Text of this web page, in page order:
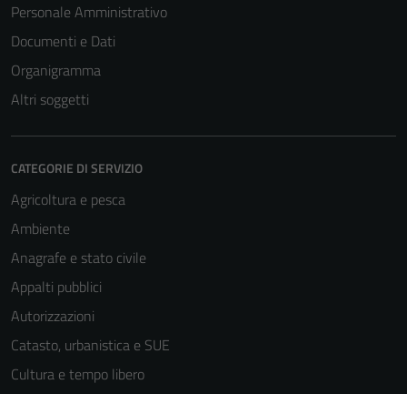
Personale Amministrativo
Documenti e Dati
Organigramma
Altri soggetti
CATEGORIE DI SERVIZIO
Agricoltura e pesca
Ambiente
Anagrafe e stato civile
Appalti pubblici
Autorizzazioni
Catasto, urbanistica e SUE
Cultura e tempo libero